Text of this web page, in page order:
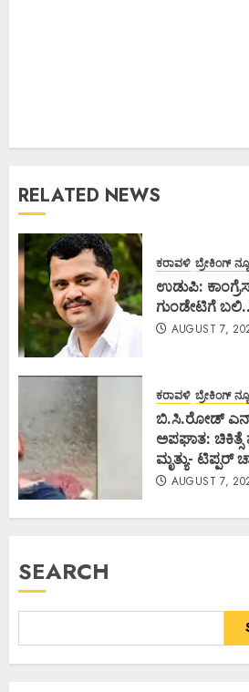
RELATED NEWS
ಕರಾವಳಿ ಬ್ರೇಕಿಂಗ್
ಉಡುಪಿ:
ಗುಂಡೇಟಿಗೆ
AUGUST 7,
ಕರಾವಳಿ ಬ್ರೇಕಿಂಗ್
ಬಿ.ಸಿ.ರೋಡ್
ಅಪಘಾತ: ಚಿಕಿತ್ಸೆ
ಮೃತ್ಯು- ಟಿಪ್ಪರ್
AUGUST 7,
SEARCH